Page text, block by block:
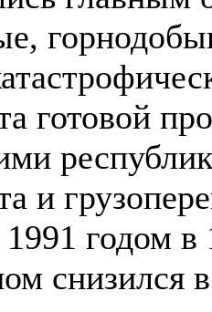
готовой
и
годом в
снизился